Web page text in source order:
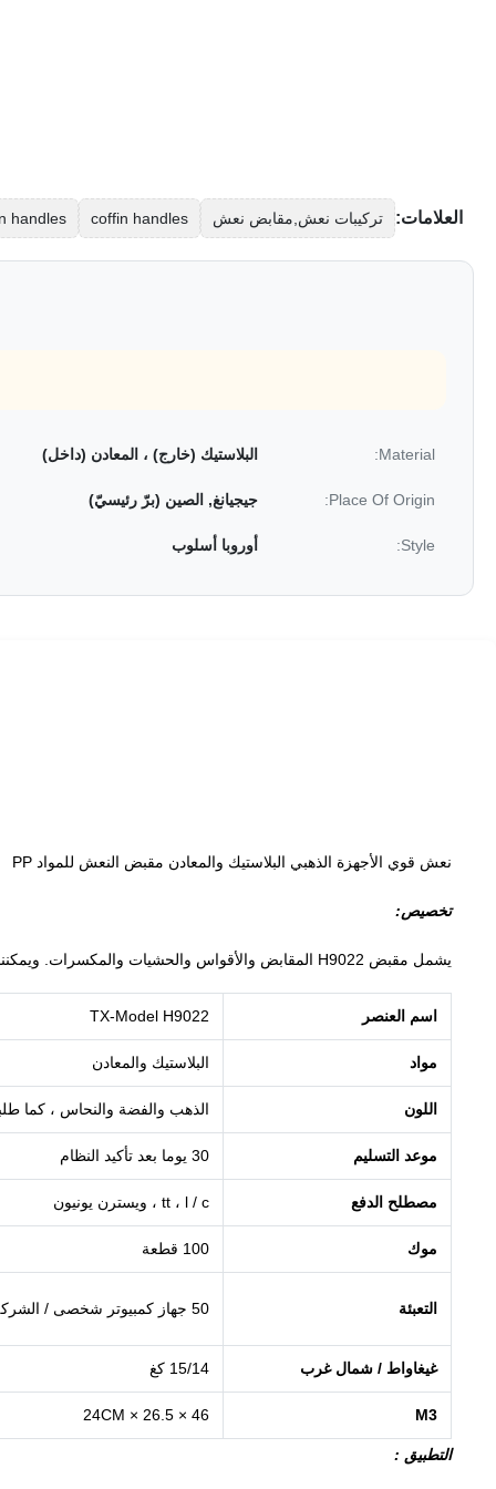
العلامات: تركيبات نعش,مقابض نعش coffin handles
handles
Material: البلاستيك (خارج) ، المعادن (داخل)
Place Of Origin: جيجيانغ, الصين (برّ رئيسيّ)
Style: أوروبا أسلوب
نعش قوي الأجهزة الذهبي البلاستيك والمعادن مقبض النعش للمواد PP
تخصيص:
يشمل مقبض H9022 المقابض والأقواس والحشيات والمكسرات.
اسم العنصر TX-Model H9022
مواد البلاستيك والمعادن
اللون الذهب والفضة والنحاس ، كما
موعد التسليم 30 يوما بعد تأكيد النظام
مصطلح الدفع tt ، l / c ، ويسترن يونيون
موك 100 قطعة
التعبئة 50 جهاز كمبيوتر شخصى / الشركة التونسية للملاحة
غيغاواط / شمال غرب 15/14 كغ
M3
46 × 26.5 × 24CM
التطبيق :